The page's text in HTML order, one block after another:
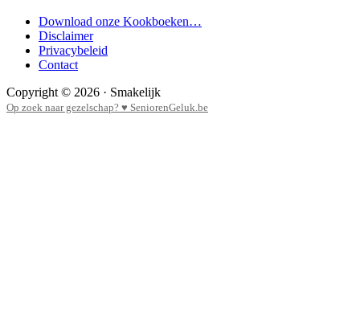
Download onze Kookboeken…
Disclaimer
Privacybeleid
Contact
Copyright © 2026 · Smakelijk
Op zoek naar gezelschap? ♥ SeniorenGeluk.be